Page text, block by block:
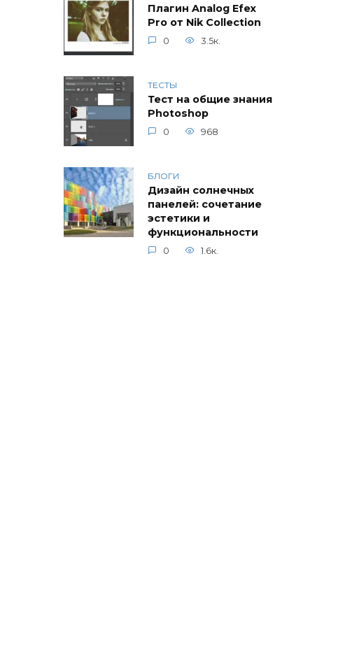
Плагин Analog Efex
Pro от Nik Collection
0 3.5к.
ТЕСТЫ
Тест на общие знания
Photoshop
0 968
БЛОГИ
Дизайн солнечных
панелей: сочетание
эстетики и
функциональности
0 1.6к.